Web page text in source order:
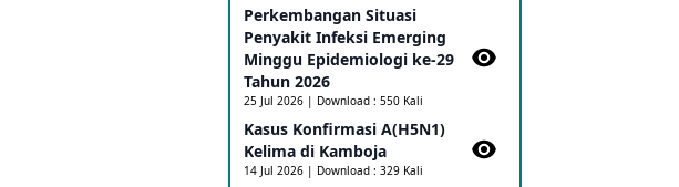
Update Informasi PHEIC
Penyakit Ebola
23 May 2026
Penetapan Outbreak Penyakit
Ebola di RD Kongo dan Uganda
Sebagai PHEIC
Perkembangan Situasi
Penyakit Infeksi Emerging
Minggu Epidemiologi ke-29
Tahun 2026
25 Jul 2026 | Download : 550 Kali
Kasus Konfirmasi A(H5N1)
Kelima di Kamboja​
14 Jul 2026 | Download : 329 Kali